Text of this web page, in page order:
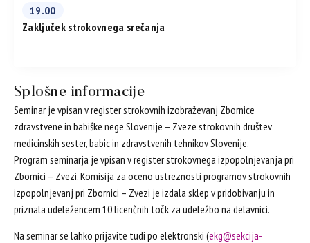
19.00
Zaključek strokovnega srečanja
Splošne informacije
Seminar je vpisan v register strokovnih izobraževanj Zbornice
zdravstvene in babiške nege Slovenije – Zveze strokovnih društev
medicinskih sester, babic in zdravstvenih tehnikov Slovenije.
Program seminarja je vpisan v register strokovnega izpopolnjevanja pri
Zbornici – Zvezi. Komisija za oceno ustreznosti programov strokovnih
izpopolnjevanj pri Zbornici – Zvezi je izdala sklep v pridobivanju in
priznala udeležencem 10 licenčnih točk za udeležbo na delavnici.
Na seminar se lahko prijavite tudi po elektronski (ekg@sekcija-